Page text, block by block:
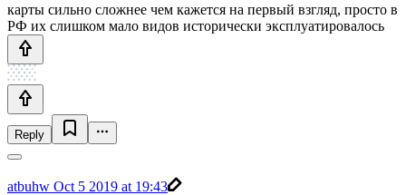
карты сильно сложнее чем кажется на первый взгляд, просто в
РФ их слишком мало видов исторически эксплуатировалось
Reply
atbuhw Oct 5 2019 at 19:43